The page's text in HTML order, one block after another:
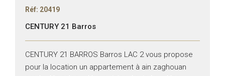
Réf: 20419
CENTURY 21 Barros
CENTURY 21 BARROS Barros LAC 2 vous propose
pour la location un appartement à ain zaghouan